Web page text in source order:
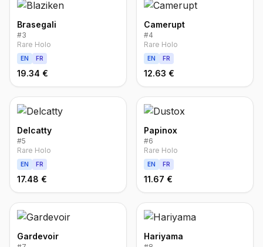
Brasegali
#3
Rare Holo
EN FR
19.34 €
Camerupt
#4
Rare Holo
EN FR
12.63 €
Delcatty
#5
Rare Holo
EN FR
17.48 €
Papinox
#6
Rare Holo
EN FR
11.67 €
Gardevoir Hariyama